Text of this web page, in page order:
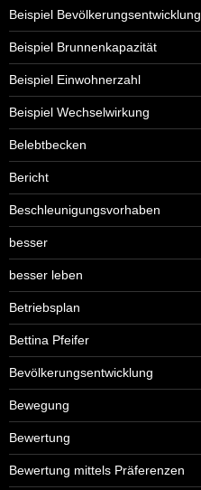
Beispiel Bevölkerungsentwicklung
Beispiel Brunnenkapazität
Beispiel Einwohnerzahl
Beispiel Wechselwirkung
Belebtbecken
Bericht
Beschleunigungsvorhaben
besser
besser leben
Betriebsplan
Bettina Pfeifer
Bevölkerungsentwicklung
Bewegung
Bewertung
Bewertung mittels Präferenzen